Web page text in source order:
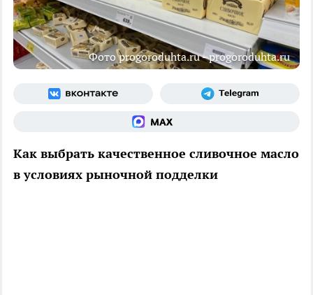
Фото progoroduhta.ru - progoroduhta.ru
Как выбрать качественное сливочное масло
в условиях рыночной подделки